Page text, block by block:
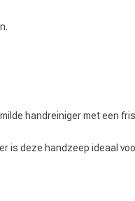
handreiniger met een
is deze handzeep ideaal